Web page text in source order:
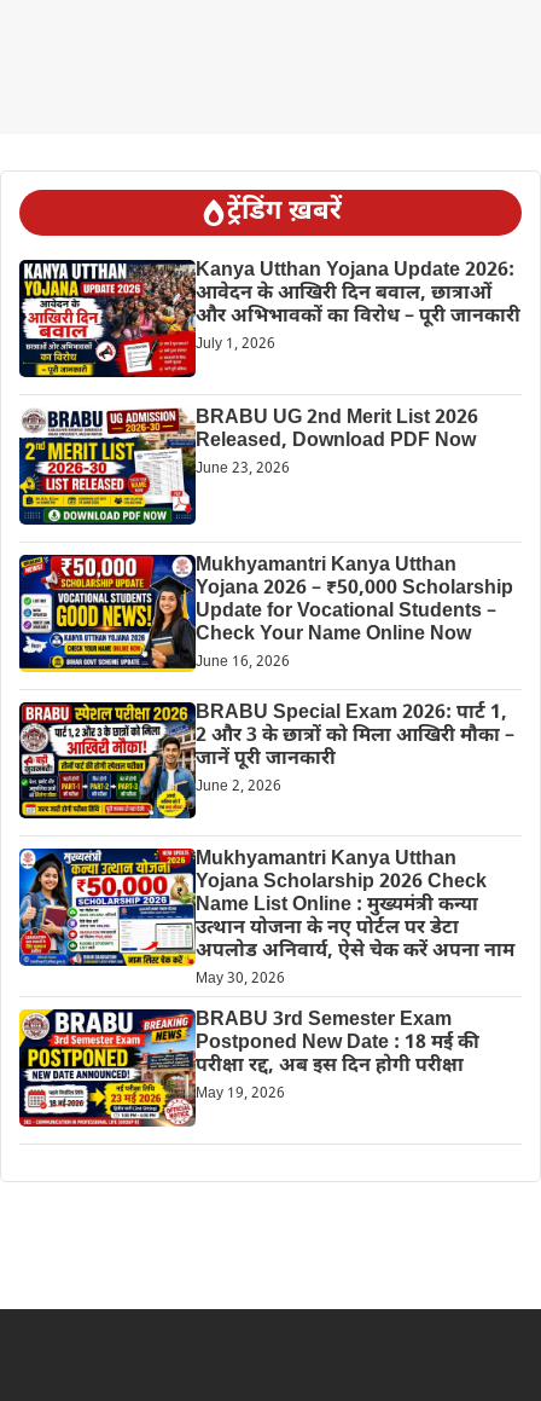
ट्रेंडिंग ख़बरें
Kanya Utthan Yojana Update 2026:
आवेदन के आखिरी दिन बवाल, छात्राओं
और अभिभावकों का विरोध – पूरी जानकारी
July 1, 2026
BRABU UG 2nd Merit List 2026
Released, Download PDF Now
June 23, 2026
Mukhyamantri Kanya Utthan
Yojana 2026 – ₹50,000 Scholarship
Update for Vocational Students –
Check Your Name Online Now
June 16, 2026
BRABU Special Exam 2026: पार्ट 1,
2 और 3 के छात्रों को मिला आखिरी मौका –
जानें पूरी जानकारी
June 2, 2026
Mukhyamantri Kanya Utthan
Yojana Scholarship 2026 Check
Name List Online : मुख्यमंत्री कन्या
उत्थान योजना के नए पोर्टल पर डेटा
अपलोड अनिवार्य, ऐसे चेक करें अपना नाम
May 30, 2026
BRABU 3rd Semester Exam
Postponed New Date : 18 मई की
परीक्षा रद्द, अब इस दिन होगी परीक्षा
May 19, 2026